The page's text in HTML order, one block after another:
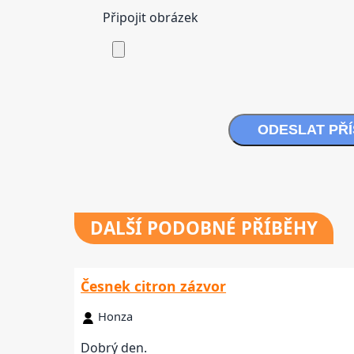
Připojit obrázek
ODESLAT
DALŠÍ PODOBNÉ PŘÍBĚHY
Česnek citron zázvor
Honza
Dobrý den.